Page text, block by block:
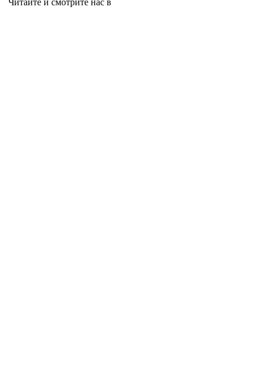
Читайте и смотрите нас в